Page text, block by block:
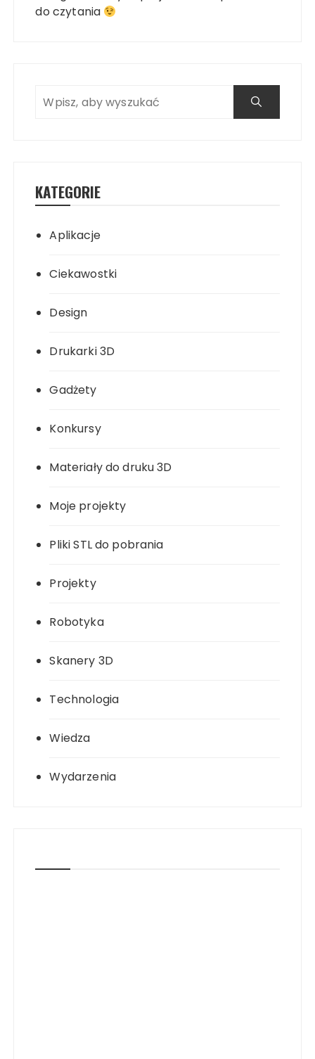
do czytania
KATEGORIE
Aplikacje
Ciekawostki
Design
Drukarki 3D
Gadżety
Konkursy
Materiały do druku 3D
Moje projekty
Pliki STL do pobrania
Projekty
Robotyka
Skanery 3D
Technologia
Wiedza
Wydarzenia